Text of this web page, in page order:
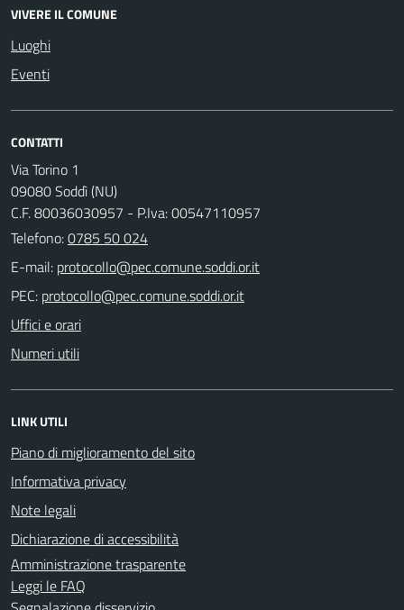
VIVERE IL COMUNE
Luoghi
Eventi
CONTATTI
Via Torino 1
09080 Soddì (NU)
C.F. 80036030957 - P.Iva: 00547110957
Telefono:0785 50 024
E-mail:
PEC:
Uffici e orari
Numeri utili
LINK UTILI
Piano di miglioramento del sito
Informativa privacy
Note legali
Dichiarazione di accessibilità
Amministrazione trasparente
Leggi le FAQ